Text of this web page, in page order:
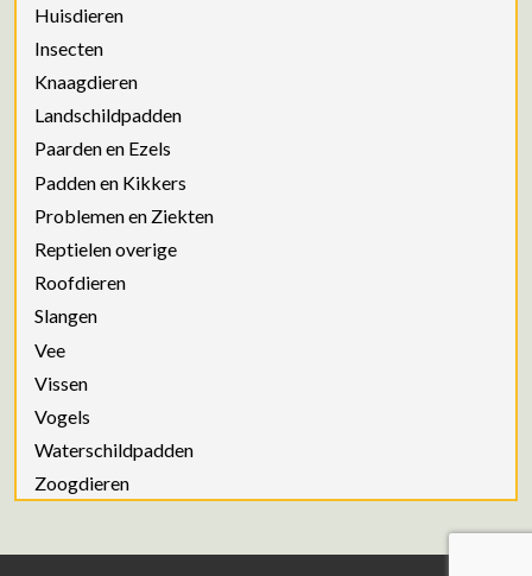
Huisdieren
Insecten
Knaagdieren
Landschildpadden
Paarden en Ezels
Padden en Kikkers
Problemen en Ziekten
Reptielen overige
Roofdieren
Slangen
Vee
Vissen
Vogels
Waterschildpadden
Zoogdieren